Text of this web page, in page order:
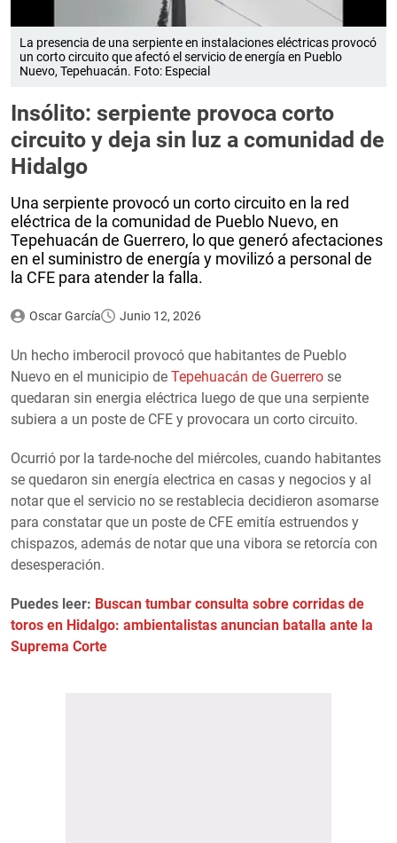
La presencia de una serpiente en instalaciones eléctricas provocó
un corto circuito que afectó el servicio de energía en Pueblo
Nuevo, Tepehuacán. Foto: Especial
Insólito: serpiente provoca corto
circuito y deja sin luz a comunidad de
Hidalgo
Una serpiente provocó un corto circuito en la red
eléctrica de la comunidad de Pueblo Nuevo, en
Tepehuacán de Guerrero, lo que generó afectaciones
en el suministro de energía y movilizó a personal de
la CFE para atender la falla.
Oscar García Junio 12, 2026
Un hecho imberocil provocó que habitantes de Pueblo
Nuevo en el municipio de Tepehuacán de Guerrero se
quedaran sin energia eléctrica luego de que una serpiente
subiera a un poste de CFE y provocara un corto circuito.
Ocurrió por la tarde-noche del miércoles, cuando habitantes
se quedaron sin energía electrica en casas y negocios y al
notar que el servicio no se restablecia decidieron asomarse
para constatar que un poste de CFE emitía estruendos y
chispazos, además de notar que una vibora se retorcía con
desesperación.
Puedes leer: Buscan tumbar consulta sobre corridas de
toros en Hidalgo: ambientalistas anuncian batalla ante la
Suprema Corte